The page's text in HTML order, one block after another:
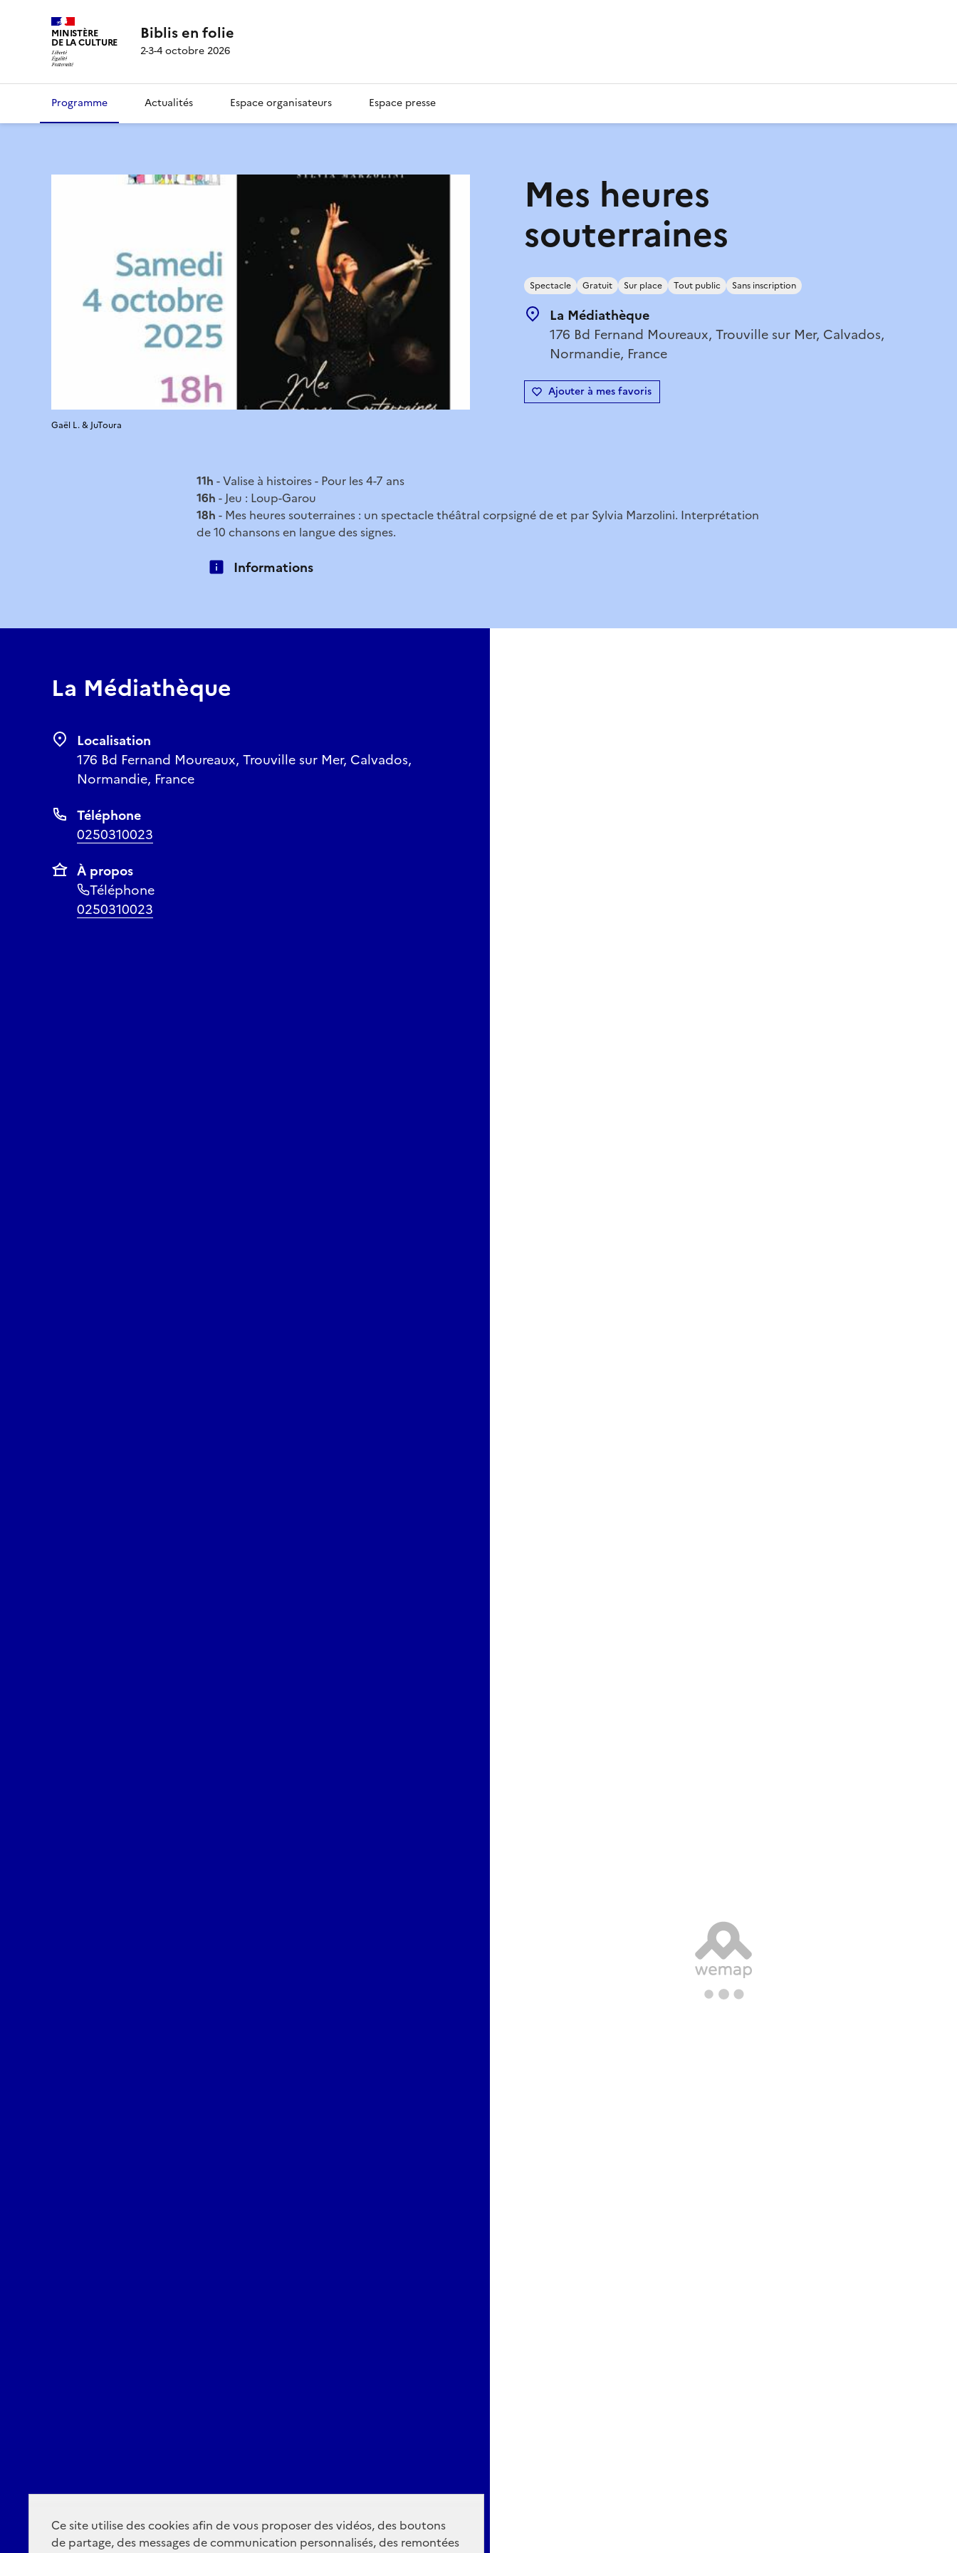
Ce site utilise des cookies afin de vous proposer des vidéos, des boutons
de partage, des messages de communication personnalisés, des remontées
MINISTÈRE
DE LA CULTURE Biblis en folie
2-3-4 octobre 2026
Programme Actualités Espace organisateurs Espace presse
Mes heures
souterraines
Spectacle Gratuit Sur place Tout public Sans inscription
La Médiathèque
176 Bd Fernand Moureaux, Trouville sur Mer, Calvados,
Normandie, France
Ajouter à mes favoris
Gaël L. & JuToura
11h - Valise à histoires - Pour les 4-7 ans
16h - Jeu : Loup-Garou
18h - Mes heures souterraines : un spectacle théâtral corpsigné de et par Sylvia Marzolini. Interprétation
de 10 chansons en langue des signes.
Informations
La Médiathèque
Localisation
176 Bd Fernand Moureaux, Trouville sur Mer, Calvados,
Normandie, France
Téléphone
0250310023
À propos
Téléphone
0250310023